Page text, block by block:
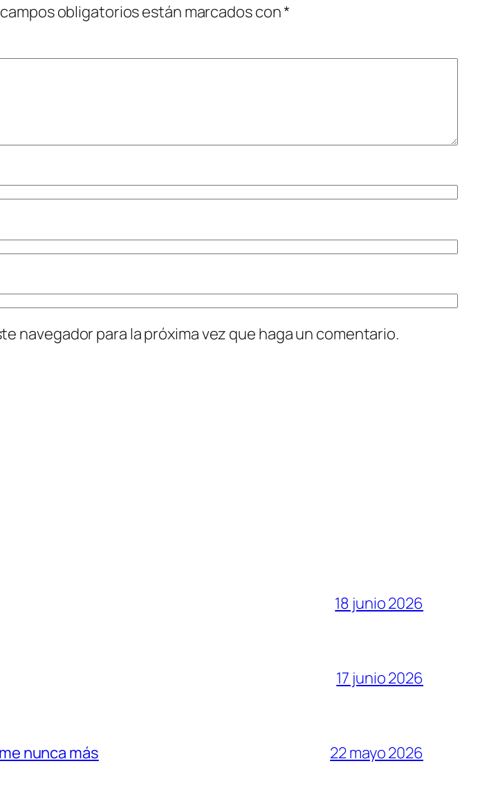
obligatorios están marcados con*
navegador para la próxima vez que haga un comentario.
18 junio 2026
17 junio 2026
nunca más 22 mayo 2026